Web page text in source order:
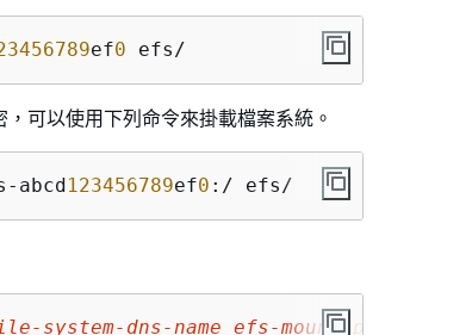
ef0 efs/
可以使用下列命令來掛載檔案系統。
123456789ef0 :/ efs/
system-dns-name efs-mount-point